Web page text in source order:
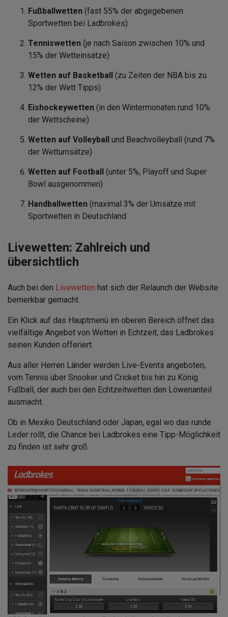
Fußballwetten (fast 55% der abgegebenen
Sportwetten bei Ladbrokes)
Tenniswetten (je nach Saison zwischen 10% und
15% der Wetteinsätze)
Wetten auf Basketball (zu Zeiten der NBA bis zu
12% der Wett Tipps)
Eishockeywetten (in den Wintermonaten rund 10%
der Wettscheine)
Wetten auf Volleyball und Beachvolleyball (rund 7%
der Wettumsätze)
Wetten auf Football (unter 5%, Playoff und Super
Bowl ausgenommen)
Handballwetten (maximal 3% der Umsätze mit
Sportwetten in Deutschland
Livewetten: Zahlreich und
übersichtlich
Auch bei den Livewetten hat sich der Relaunch der Website
bemerkbar gemacht.
Ein Klick auf das Hauptmenü im oberen Bereich öffnet das
vielfältige Angebot von Wetten in Echtzeit, das Ladbrokes
seinen Kunden offeriert.
Aus aller Herren Länder werden Live-Events angeboten,
vom Tennis über Snooker und Cricket bis hin zu König
Fußball, der auch bei den Echtzeitwetten den Löwenanteil
ausmacht.
Ob in Mexiko Deutschland oder Japan, egal wo das runde
Leder rollt, die Chance bei Ladbrokes eine Tipp-Möglichkeit
zu finden ist sehr groß.